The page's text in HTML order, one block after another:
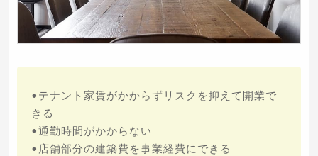
•テナント家賃がかからずリスクを抑えて開業で
きる
•通勤時間がかからない
•店舗部分の建築費を事業経費にできる